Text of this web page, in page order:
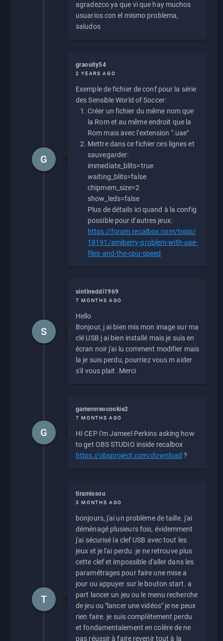
agradezco ya que vi que hay muchos
usuarios con el mismo problema,
saludos
graoully54
2 YEARS AGO
Exemple de fichier de conf pour la série
des Sensible World of Soccer:
Créer un fichier du même nom que
la Rom et au même endroit que la
Rom mais avec l'extension ".uae"
Mettre dans ce fichier ces lignes et
sauvegarder:
immediate_blits=true
waiting_blits=false
chipmem_size=2
show_leds=false
Plus de détails ici quand à la config
possible pour d'autres jeux:
https://forum.recalbox.com/topic/
18191/amiberry-problem-with-uae-
files-and-the-cpu-speed
G
sintineddi1969
7 MONTHS AGO
Hello
Bonjour, j ai bien mis mon image sur ma
clé USB j ai bien installé mais je suis en
écran noir j'ai lu comment modifier mais
la je suis perdu, pourriez vous m aider
s'il vous plait .Merci
S
gameroreocookie2
7 MONTHS AGO
HI CEP I'm Jameel Perkins asking how
to get OBS STUDIO inside recalbox
https://obsproject.com/download ?
G
tiramissou
3 MONTHS AGO
bonjours, j'ai un problème de taille. j'ai
déménagé plusieurs fois, évidemment
j'ai sécurisé la clef USB avec tout les
jeux et je l'ai perdu. je ne retrouve plus
cette clef et impossible d'aller dans les
paramétrages pour faire une mise a
jour ou appuyer sur le bouton start. a
part lancer un jeu ou le menu recherche
de jeu ou "lancer une vidéos" je ne peux
rien faire. je suis complètement perdu
et fondamentalement en colère de ne
pas réussir à faire revenir tout à la
T